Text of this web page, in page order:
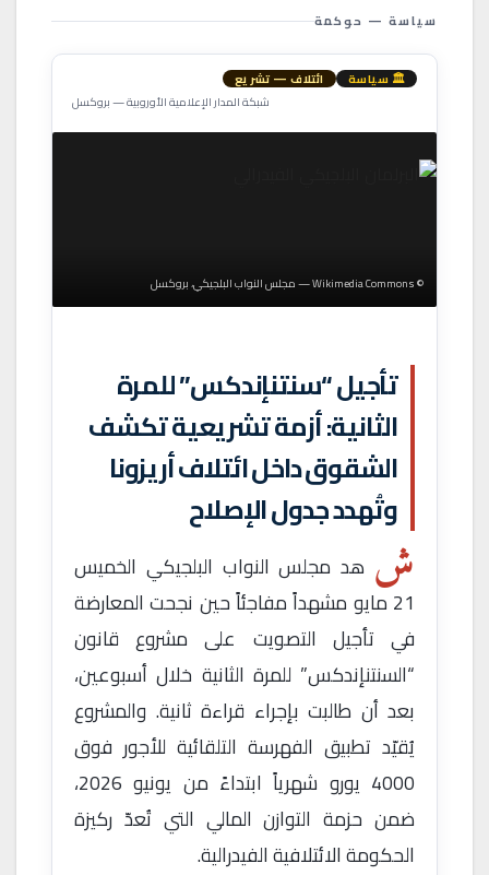
سياسة — حوكمة
🏛 سياسة ائتلاف — تشريع
شبكة المدار الإعلامية الأوروبية — بروكسل
© Wikimedia Commons — مجلس النواب البلجيكي، بروكسل
تأجيل “سنتنإندكس” للمرة
الثانية: أزمة تشريعية تكشف
الشقوق داخل ائتلاف أريزونا
وتُهدد جدول الإصلاح
ش هد مجلس النواب البلجيكي الخميس
21 مايو مشهداً مفاجئاً حين نجحت المعارضة
في تأجيل التصويت على مشروع قانون
“السنتنإندكس” للمرة الثانية خلال أسبوعين،
بعد أن طالبت بإجراء قراءة ثانية. والمشروع
يُقيّد تطبيق الفهرسة التلقائية للأجور فوق
4000 يورو شهرياً ابتداءً من يونيو 2026،
ضمن حزمة التوازن المالي التي تُعدّ ركيزة
الحكومة الائتلافية الفيدرالية.